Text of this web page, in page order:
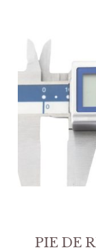
PIE DE